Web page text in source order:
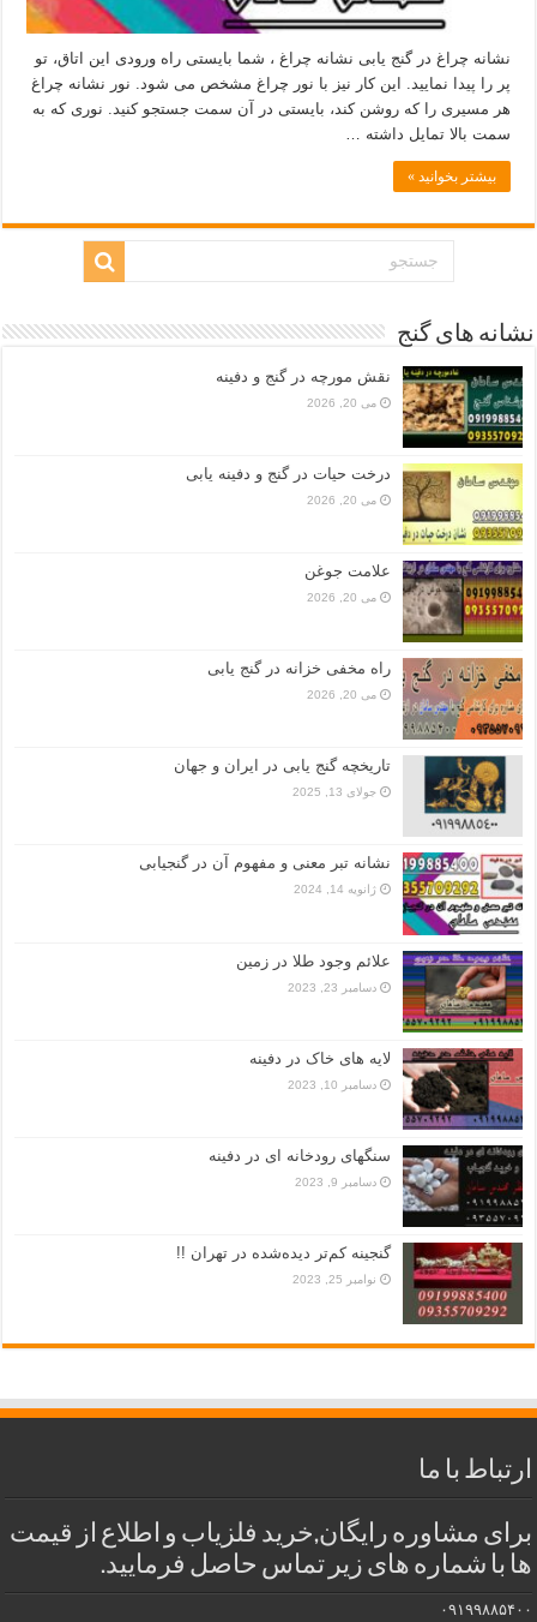
نشانه چراغ در گنج یابی نشانه چراغ ، شما بایستی راه ورودی این اتاق، تو
پر را پیدا نمایید. این کار نیز با نور چراغ مشخص می شود. نور نشانه چراغ
هر مسیری را که روشن کند، بایستی در آن سمت جستجو کنید. نوری که به
سمت بالا تمایل داشته …
بیشتر بخوانید »
نشانه های گنج
نقش مورچه در گنج و دفینه
می 20, 2026
درخت حیات در گنج و دفینه یابی
می 20, 2026
علامت جوغن
می 20, 2026
راه مخفی خزانه در گنج یابی
می 20, 2026
تاریخچه گنج‌ یابی در ایران و جهان
جولای 13, 2025
نشانه تبر معنی و مفهوم آن در گنجیابی
ژانویه 14, 2024
علائم وجود طلا در زمین
دسامبر 23, 2023
لایه های خاک در دفینه
دسامبر 10, 2023
سنگهای رودخانه ای در دفینه
دسامبر 9, 2023
گنجینه کم‌تر دیده‌شده در تهران !!
نوامبر 25, 2023
ارتباط با ما
برای مشاوره رایگان,خرید فلزیاب و اطلاع از قیمت
ها با شماره های زیر تماس حاصل فرمایید.
۰۹۱۹۹۸۸۵۴۰۰